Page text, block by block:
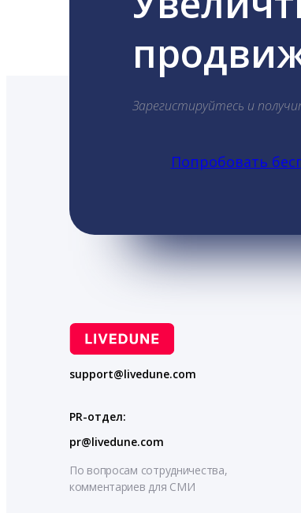
Зарегистируйтесь и
Попробовать
support@livedune.com
PR-отдел:
pr@livedune.com
По вопросам сотрудничества,
комментариев для СМИ